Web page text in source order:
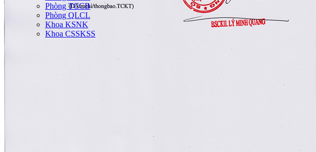
Phòng TCCB
Phòng QLCL
Khoa KSNK
Khoa CSSKSS